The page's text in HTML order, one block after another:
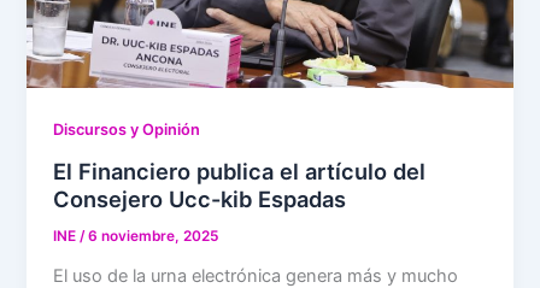
Discursos y Opinión
El Financiero publica el artículo del
Consejero Ucc-kib Espadas
INE/6 noviembre, 2025
El uso de la urna electrónica genera más y mucho